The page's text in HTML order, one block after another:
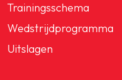
Trainingsschema
Wedstrijdprogramma
Uitslagen